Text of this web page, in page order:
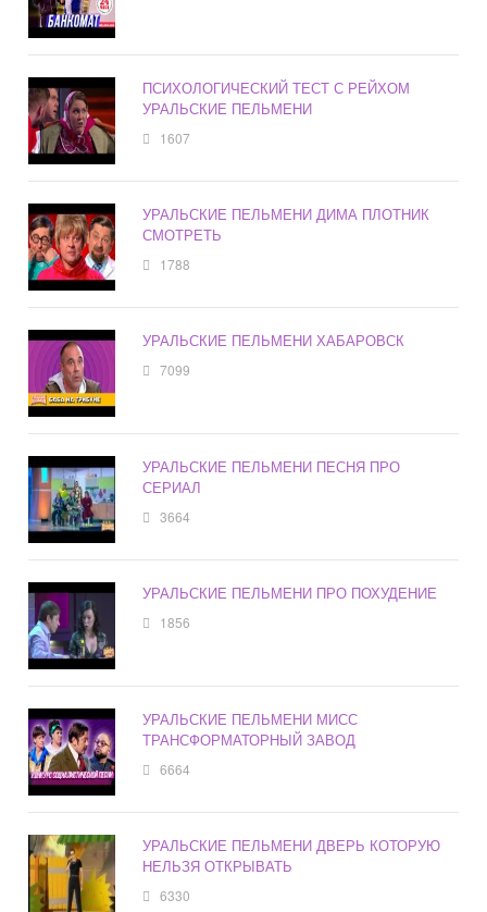
ПСИХОЛОГИЧЕСКИЙ ТЕСТ С РЕЙХОМ
УРАЛЬСКИЕ ПЕЛЬМЕНИ
1607
УРАЛЬСКИЕ ПЕЛЬМЕНИ ДИМА ПЛОТНИК
СМОТРЕТЬ
1788
УРАЛЬСКИЕ ПЕЛЬМЕНИ ХАБАРОВСК
7099
УРАЛЬСКИЕ ПЕЛЬМЕНИ ПЕСНЯ ПРО
СЕРИАЛ
3664
УРАЛЬСКИЕ ПЕЛЬМЕНИ ПРО ПОХУДЕНИЕ
1856
УРАЛЬСКИЕ ПЕЛЬМЕНИ МИСС
ТРАНСФОРМАТОРНЫЙ ЗАВОД
6664
УРАЛЬСКИЕ ПЕЛЬМЕНИ ДВЕРЬ КОТОРУЮ
НЕЛЬЗЯ ОТКРЫВАТЬ
6330